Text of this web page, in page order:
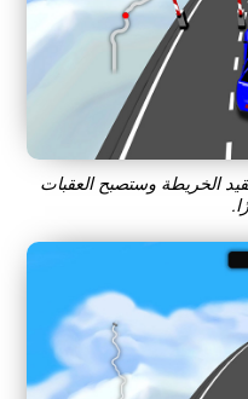
الخريطة وستصبح العقبات